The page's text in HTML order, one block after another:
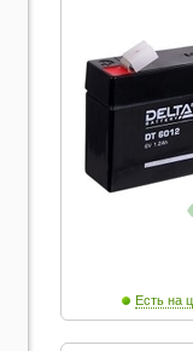
Есть на